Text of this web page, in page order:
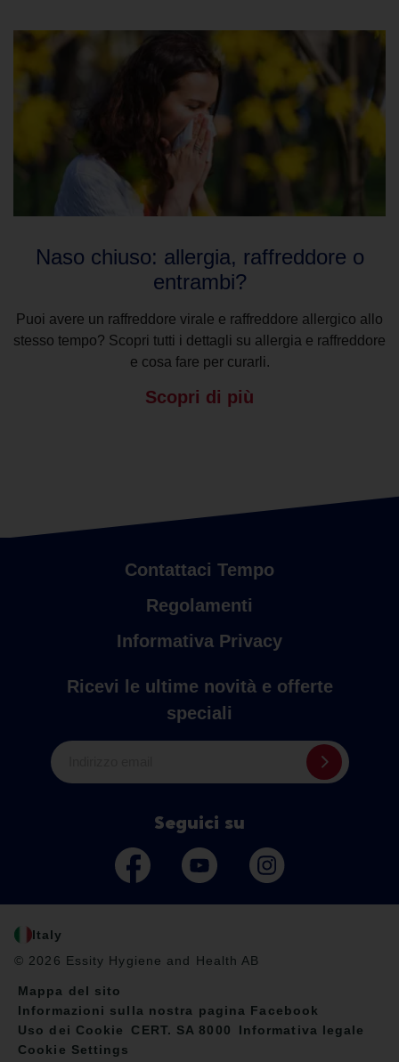
Naso chiuso: allergia, raffreddore o
entrambi?
Puoi avere un raffreddore virale e raffreddore allergico allo
stesso tempo? Scopri tutti i dettagli su allergia e raffreddore
e cosa fare per curarli.
Scopri di più
Contattaci Tempo
Regolamenti
Informativa Privacy
Ricevi le ultime novità e offerte
speciali
Seguici su
Italy
© 2026 Essity Hygiene and Health AB
Mappa del sito
Informazioni sulla nostra pagina Facebook
Uso dei Cookie
CERT. SA 8000
Informativa legale
Cookie Settings